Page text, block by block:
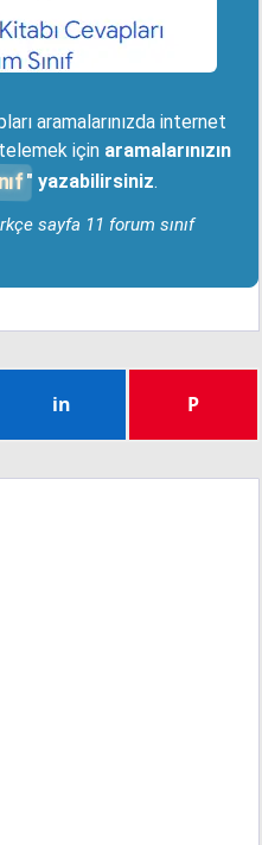
aramalarınızda internet
için aramalarınızın
" yazabilirsiniz.
sayfa 11 forum sınıf
in P